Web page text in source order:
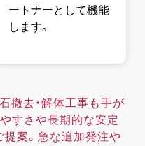
ートナーとして機能
します。
撤去・解体工事も手が
すさや長期的な安定
案。急な追加発注や